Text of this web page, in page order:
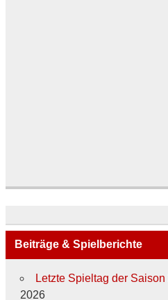
Beiträge & Spielberichte
Letzte Spieltag der
2026